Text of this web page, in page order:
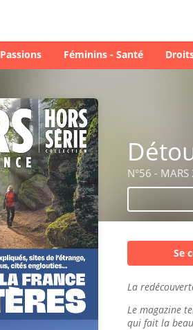
Passions Féminins - Santé
N°56 -
Se
La
Le magazine
qui fait la